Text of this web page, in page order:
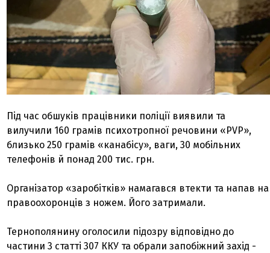
Під час обшуків працівники поліції виявили та
вилучили 160 грамів психотропної речовини «PVP»,
близько 250 грамів «канабісу», ваги, 30 мобільних
телефонів й понад 200 тис. грн.
Організатор «заробітків» намагався втекти та напав на
правоохоронців з ножем. Його затримали.
Тернополянину оголосили підозру відповідно до
частини 3 статті 307 ККУ та обрали запобіжний захід -